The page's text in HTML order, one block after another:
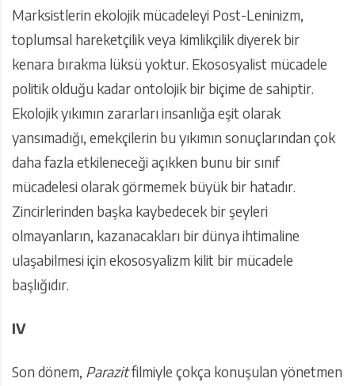
Marksistlerin ekolojik mücadeleyi Post-Leninizm,
toplumsal hareketçilik veya kimlikçilik diyerek bir
kenara bırakma lüksü yoktur. Ekososyalist mücadele
politik olduğu kadar ontolojik bir biçime de sahiptir.
Ekolojik yıkımın zararları insanlığa eşit olarak
yansımadığı, emekçilerin bu yıkımın sonuçlarından çok
daha fazla etkileneceği açıkken bunu bir sınıf
mücadelesi olarak görmemek büyük bir hatadır.
Zincirlerinden başka kaybedecek bir şeyleri
olmayanların, kazanacakları bir dünya ihtimaline
ulaşabilmesi için ekososyalizm kilit bir mücadele
başlığıdır.
IV
Son dönem, Parazitfilmiyle çokça konuşulan yönetmen